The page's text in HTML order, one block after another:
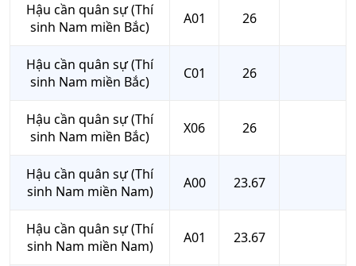
Hậu cần quân sự (Thí
sinh Nam miền Bắc)
A01 26
Hậu cần quân sự (Thí
sinh Nam miền Bắc)
C01 26
Hậu cần quân sự (Thí
sinh Nam miền Bắc)
X06 26
Hậu cần quân sự (Thí
sinh Nam miền Nam)
A00 23.67
Hậu cần quân sự (Thí
sinh Nam miền Nam)
A01 23.67